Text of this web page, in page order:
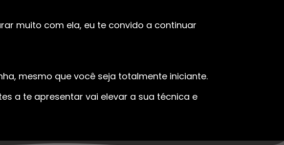
muito com ela, eu te convido a continuar
mesmo que você seja totalmente iniciante.
a te apresentar vai elevar a sua técnica e